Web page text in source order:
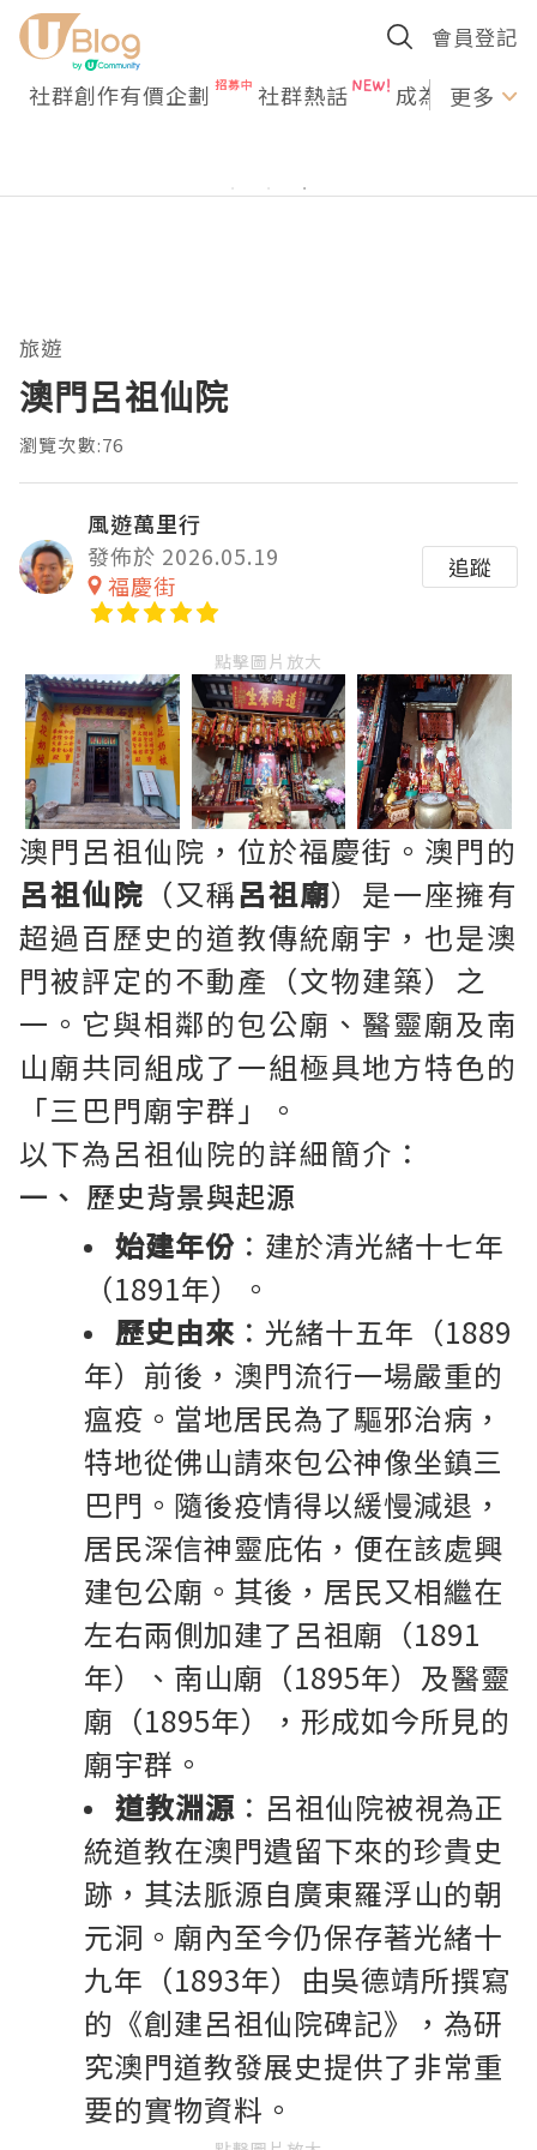
會員登記
社群創作有價企劃 社群熱話 成為U更多
旅遊
澳門呂祖仙院
瀏覽次數:76
風遊萬里行
發佈於 2026.05.19
福慶街
追蹤
點擊圖片放大
澳門呂祖仙院，位於福慶街。澳門的
呂祖仙院 （又稱呂祖廟）是一座擁有
超過百歷史的道教傳統廟宇，也是澳
門被評定的不動產（文物建築）之
一。它與相鄰的包公廟、醫靈廟及南
山廟共同組成了一組極具地方特色的
「三巴門廟宇群」。
以下為呂祖仙院的詳細簡介：
一、 歷史背景與起源
始建年份 ：建於清光緒十七年
（1891年）。
歷史由來 ：光緒十五年（1889
年）前後，澳門流行一場嚴重的
瘟疫。當地居民為了驅邪治病，
特地從佛山請來包公神像坐鎮三
巴門。隨後疫情得以緩慢減退，
居民深信神靈庇佑，便在該處興
建包公廟。其後，居民又相繼在
左右兩側加建了呂祖廟（1891
年）、南山廟（1895年）及醫靈
廟（1895年），形成如今所見的
廟宇群。
道教淵源 ：呂祖仙院被視為正
統道教在澳門遺留下來的珍貴史
跡，其法脈源自廣東羅浮山的朝
元洞。廟內至今仍保存著光緒十
九年（1893年）由吳德靖所撰寫
的《創建呂祖仙院碑記》，為研
究澳門道教發展史提供了非常重
要的實物資料。